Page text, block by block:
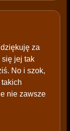
za
się jej tak
No i szok,
takich
nie zawsze